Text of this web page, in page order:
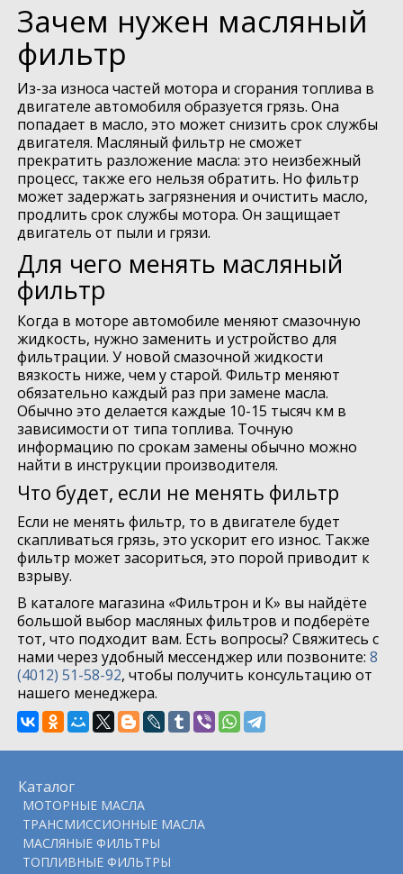
Зачем нужен масляный
фильтр
Из-за износа частей мотора и сгорания топлива в
двигателе автомобиля образуется грязь. Она
попадает в масло, это может снизить срок службы
двигателя. Масляный фильтр не сможет
прекратить разложение масла: это неизбежный
процесс, также его нельзя обратить. Но фильтр
может задержать загрязнения и очистить масло,
продлить срок службы мотора. Он защищает
двигатель от пыли и грязи.
Для чего менять масляный
фильтр
Когда в моторе автомобиле меняют смазочную
жидкость, нужно заменить и устройство для
фильтрации. У новой смазочной жидкости
вязкость ниже, чем у старой. Фильтр меняют
обязательно каждый раз при замене масла.
Обычно это делается каждые 10-15 тысяч км в
зависимости от типа топлива. Точную
информацию по срокам замены обычно можно
найти в инструкции производителя.
Что будет, если не менять фильтр
Если не менять фильтр, то в двигателе будет
скапливаться грязь, это ускорит его износ. Также
фильтр может засориться, это порой приводит к
взрыву.
В каталоге магазина «Фильтрон и К» вы найдёте
большой выбор масляных фильтров и подберёте
тот, что подходит вам. Есть вопросы? Свяжитесь с
нами через удобный мессенджер или позвоните:8
(4012) 51-58-92, чтобы получить консультацию от
нашего менеджера.
Каталог
МОТОРНЫЕ МАСЛА
ТРАНСМИССИОННЫЕ МАСЛА
МАСЛЯНЫЕ ФИЛЬТРЫ
ТОПЛИВНЫЕ ФИЛЬТРЫ